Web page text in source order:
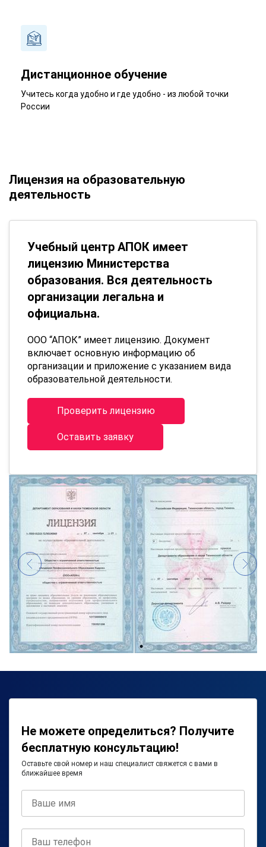
Дистанционное обучение
Учитесь когда удобно и где удобно - из любой точки
России
Лицензия на образовательную
деятельность
Учебный центр АПОК имеет
лицензию Министерства
образования. Вся деятельность
организации легальна и
официальна.
ООО “АПОК” имеет лицензию. Документ
включает основную информацию об
организации и приложение с указанием вида
образовательной деятельности.
Проверить лицензию
Оставить заявку
Не можете определиться? Получите
бесплатную консультацию!
Оставьте свой номер и наш специалист свяжется с вами в
ближайшее время